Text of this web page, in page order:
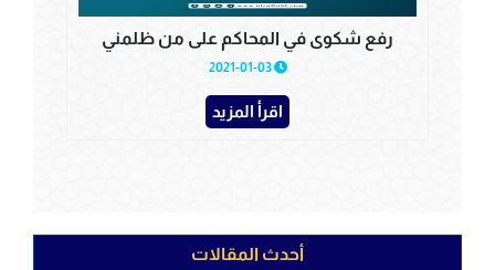
رفع شكوى في المحاكم على من ظلمني
2021-01-03
اقرأ المزيد
أحدث المقالات